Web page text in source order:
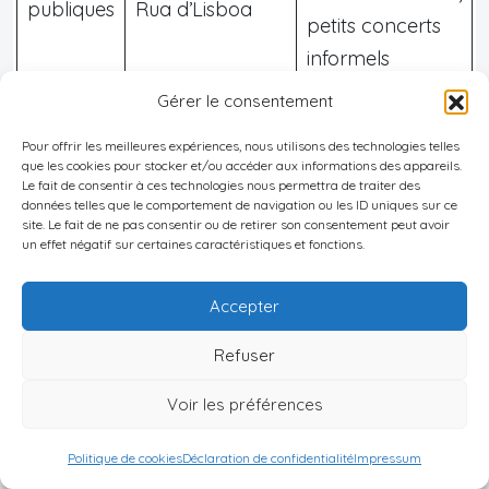
Gérer le consentement
Pour offrir les meilleures expériences, nous utilisons des technologies telles
que les cookies pour stocker et/ou accéder aux informations des appareils.
Le fait de consentir à ces technologies nous permettra de traiter des
données telles que le comportement de navigation ou les ID uniques sur ce
site. Le fait de ne pas consentir ou de retirer son consentement peut avoir
un effet négatif sur certaines caractéristiques et fonctions.
Accepter
Refuser
Voir les préférences
Politique de cookiesDéclaration de confidentialitéImpressum
publiques Rua d’Lisboa
petits concerts
informels
Le Centro Cultural do Mindelo, installé dans une
ancienne douane du XIXe siècle, est un lieu central
de la vie artistique. Il accueillepièces de théâtre,
concerts, festivals de jazz, rencontres littéraires.
théâtre, ou durant le Mindel Summer Jazz
Festival, les soirées peuvent s’étirer très tard
autour de cette institution.
Mindelo, capitale du carnaval et des